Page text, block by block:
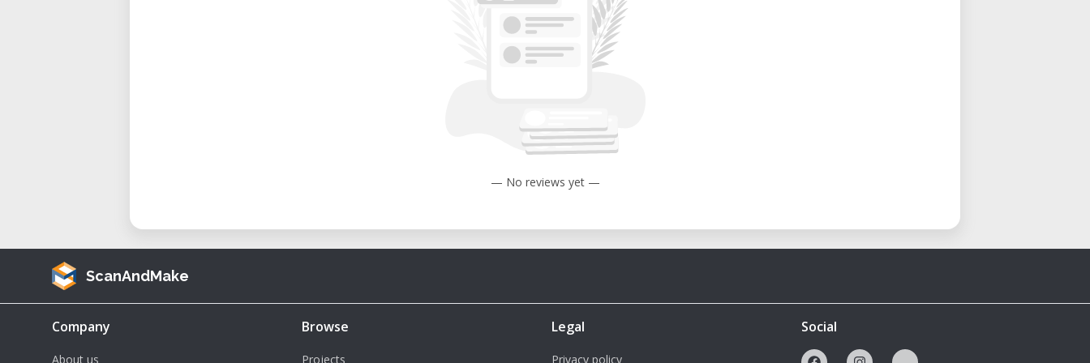
Diseño de código abierto con gran comunidad de usuarios
es una solución versátil para quienes buscan una máquina
personalización y precisión la convierten en una herramienta ideal para
desarrollar proyectos de ingeniería, diseño y fabricación personalizada.
— No reviews yet —
ScanAndMake
Company
About us
Browse
Projects
Legal
Privacy policy
Social